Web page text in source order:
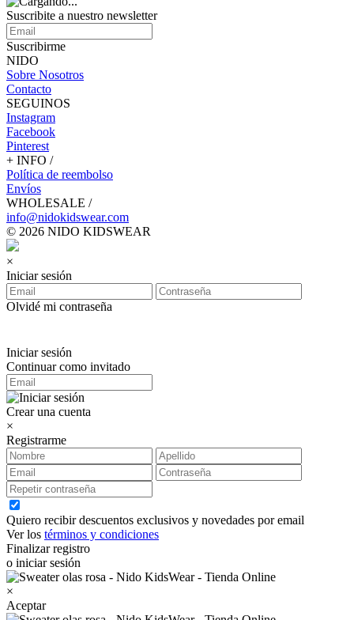
Suscribite a nuestro newsletter
Suscribirme
NIDO
Sobre Nosotros
Contacto
SEGUINOS
Instagram
Facebook
Pinterest
+ INFO /
Política de reembolso
Envíos
WHOLESALE /
info@nidokidswear.com
© 2026 NIDO KIDSWEAR
×
Iniciar sesión
Olvidé mi contraseña
Iniciar sesión
Continuar como invitado
Crear una cuenta
×
Registrarme
Quiero recibir descuentos exclusivos y novedades por email
Ver los términos y condiciones
Finalizar registro
o iniciar sesión
×
Aceptar